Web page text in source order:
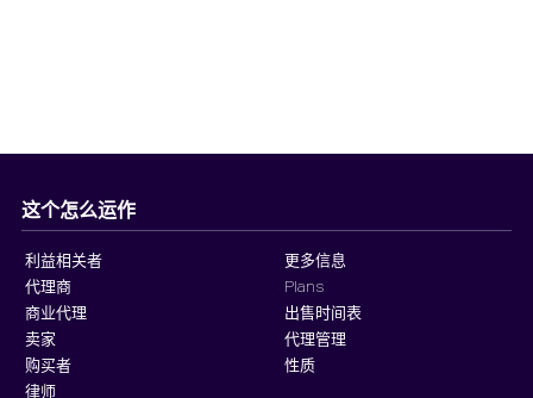
这个怎么运作
利益相关者
代理商
商业代理
卖家
购买者
律师
更多信息
Plans
出售时间表
代理管理
性质